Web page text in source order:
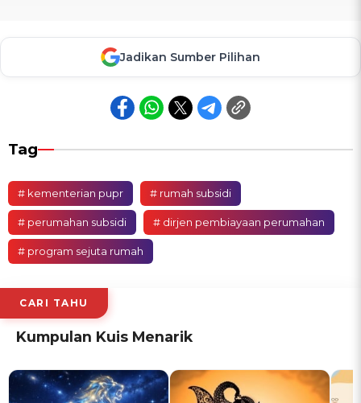
Jadikan Sumber Pilihan
Tag
# kementerian pupr # rumah subsidi
# perumahan subsidi # dirjen pembiayaan perumahan
# program sejuta rumah
CARI TAHU
Kumpulan Kuis Menarik